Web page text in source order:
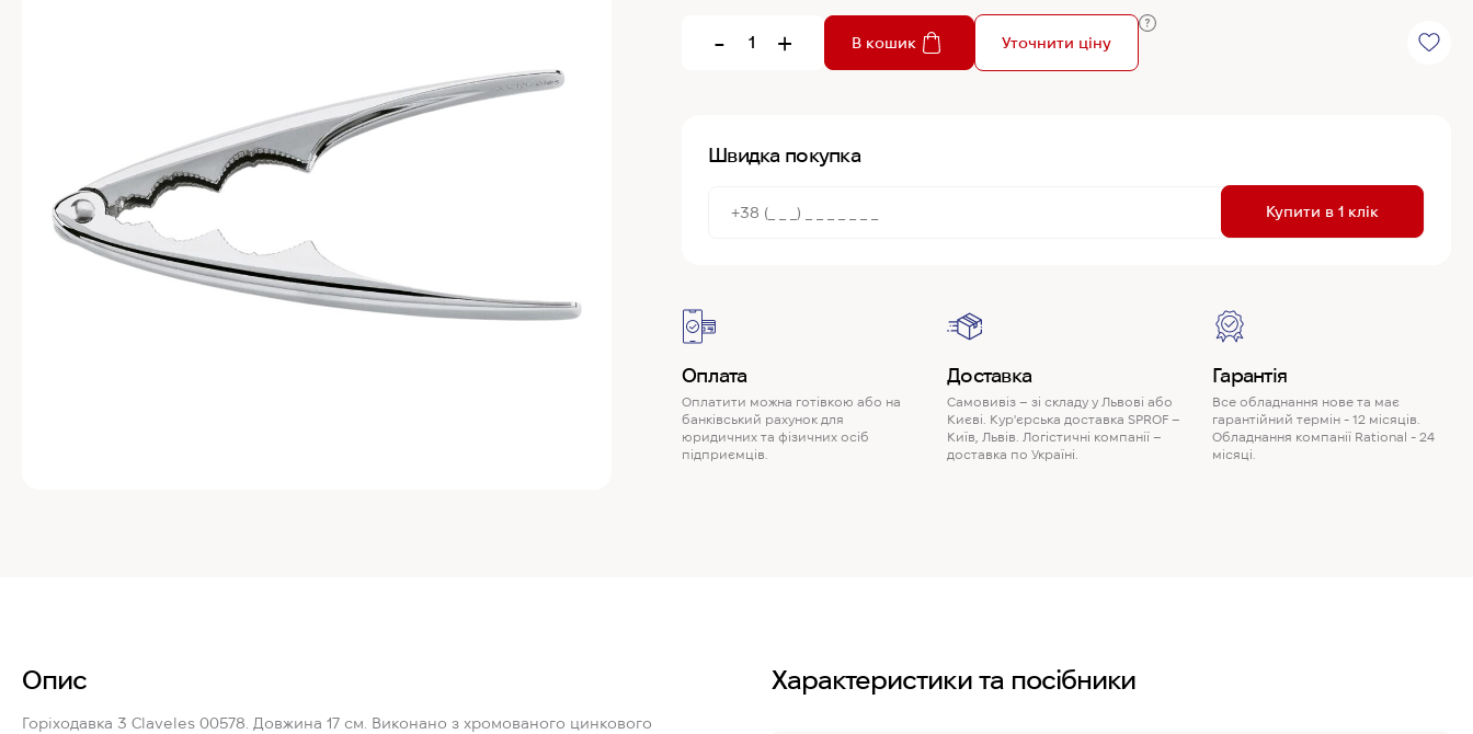
- + В кошик Уточнити ціну
Швидка покупка
Купити в 1 клік
Оплата
Оплатити можна готівкою або на
банківський рахунок для
юридичних та фізичних осіб
підприємців.
Доставка
Самовивіз – зі складу у Львові або
Києві. Кур'єрська доставка SPROF –
Київ, Львів. Логістичні компанії –
доставка по Україні.
Гарантія
Все обладнання нове та має
гарантійний термін - 12 місяців.
Обладнання компанії Rational - 24
місяці.
Опис
Горіходавка 3 Claveles 00578 . Довжина 17 см. Виконано з хромованого цинкового
Характеристики та посібники